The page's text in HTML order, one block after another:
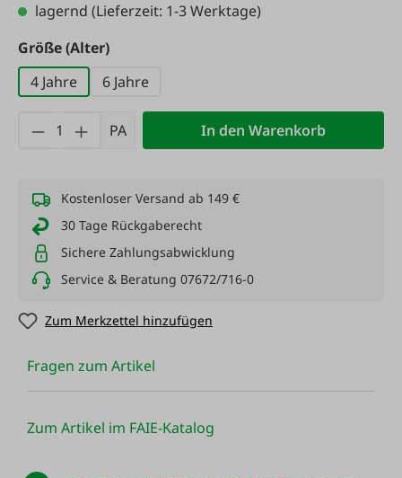
lagernd (Lieferzeit: 1-3 Werktage)
Größe (Alter)auswählen
4 Jahre
6 Jahre
Produkt Anzahl: Gib den gewünschten
PA In den Warenkorb
Kostenloser Versand ab 149 €
30 Tage Rückgaberecht
Sichere Zahlungsabwicklung
Service & Beratung 07672/716-0
Zum Merkzettel hinzufügen
Fragen zum Artikel
Zum Artikel im FAIE-Katalog